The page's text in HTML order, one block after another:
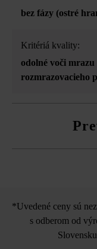
bez fázy (ostré
Kritériá kvality:
odolné voči
rozmrazovacieho
*Uvedené ceny sú
s odberom od